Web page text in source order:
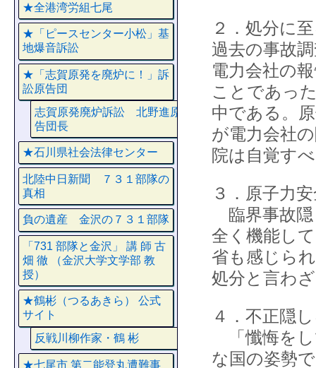
２．処分に
過去の事故
電力会社の
ことであっ
中である。
が電力会社
院は自覚す
３．原子力
臨界事故隠
全く機能し
省も感じら
処分と言わ
４．不正隠
「懺悔をし
な国の姿勢
★全港湾労組七尾
★「ピースセンター小松」基
地爆音訴訟
★「志賀原発を廃炉に！」訴
訟原告団
志賀原発廃炉訴訟 北野進原
告団長
★石川県社会法律センター
北陸中日新聞 ７３１部隊の
真相
負の遺産 金沢の７３１部隊
「731 部隊と金沢」 講 師 古
畑 徹 （金沢大学文学部 教
授）
★鶴彬（つるあきら） 公式
サイト
反戦川柳作家・鶴 彬
★七尾市 第二能登丸遭難事